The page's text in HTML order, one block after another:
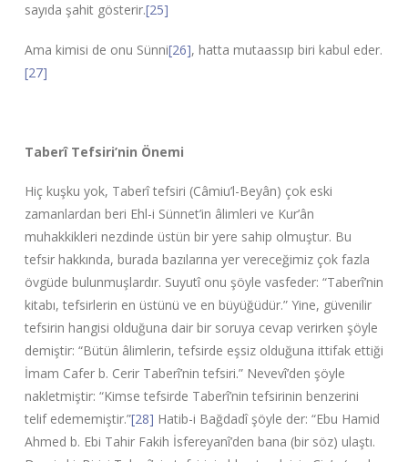
sayıda şahit gösterir.[25]
Ama kimisi de onu Sünni[26], hatta mutaassıp biri kabul eder.
[27]
Taberî Tefsiri’nin Önemi
Hiç kuşku yok, Taberî tefsiri (Câmiu’l-Beyân) çok eski
zamanlardan beri Ehl-i Sünnet’in âlimleri ve Kur’ân
muhakkikleri nezdinde üstün bir yere sahip olmuştur. Bu
tefsir hakkında, burada bazılarına yer vereceğimiz çok fazla
övgüde bulunmuşlardır. Suyutî onu şöyle vasfeder: “Taberî’nin
kitabı, tefsirlerin en üstünü ve en büyüğüdür.” Yine, güvenilir
tefsirin hangisi olduğuna dair bir soruya cevap verirken şöyle
demiştir: “Bütün âlimlerin, tefsirde eşsiz olduğuna ittifak ettiği
İmam Cafer b. Cerir Taberî’nin tefsiri.” Nevevî’den şöyle
nakletmiştir: “Kimse tefsirde Taberî’nin tefsirinin benzerini
telif edememiştir.”[28] Hatib-i Bağdadî şöyle der: “Ebu Hamid
Ahmed b. Ebi Tahir Fakih İsfereyanî’den bana (bir söz) ulaştı.